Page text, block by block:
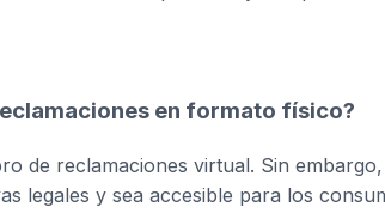
en formato físico?
de reclamaciones virtual. Sin
legales y sea accesible para los